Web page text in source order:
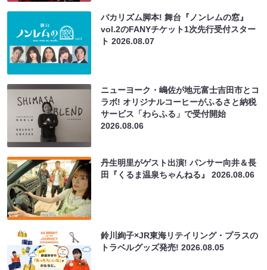
バカリズム脚本! 舞台『ノンレムの窓』
vol.2のFANYチケット1次先行受付スター
ト2026.08.07
ニューヨーク・嶋佐が地元富士吉田市とコ
ラボ! オリジナルコーヒーがふるさと納税
サービス「わらふる」で受付開始
2026.08.06
丹生明里がゲスト出演! パンサー向井＆長
田『くるま温泉ちゃんねる』2026.08.06
鈴川絢子×JR東海リテイリング・プラスの
トラベルグッズ発売!2026.08.05